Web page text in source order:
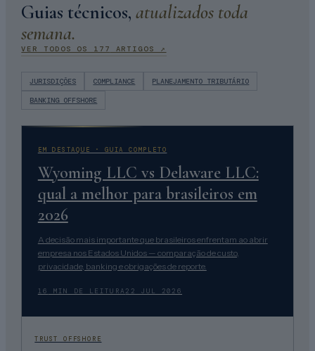
Guias técnicos,atualizados toda
semana.
VER TODOS OS 177 ARTIGOS ↗
JURISDIÇÕES COMPLIANCE PLANEJAMENTO TRIBUTÁRIO
BANKING OFFSHORE
EM DESTAQUE · GUIA COMPLETO
Wyoming LLC vs Delaware LLC:
qual a melhor para brasileiros em
2026
A decisão mais importante que brasileiros enfrentam ao abrir
empresa nos Estados Unidos — comparação de custo,
privacidade, banking e obrigações de reporte.
16 MIN DE LEITURA 22 JUL 2026
TRUST OFFSHORE